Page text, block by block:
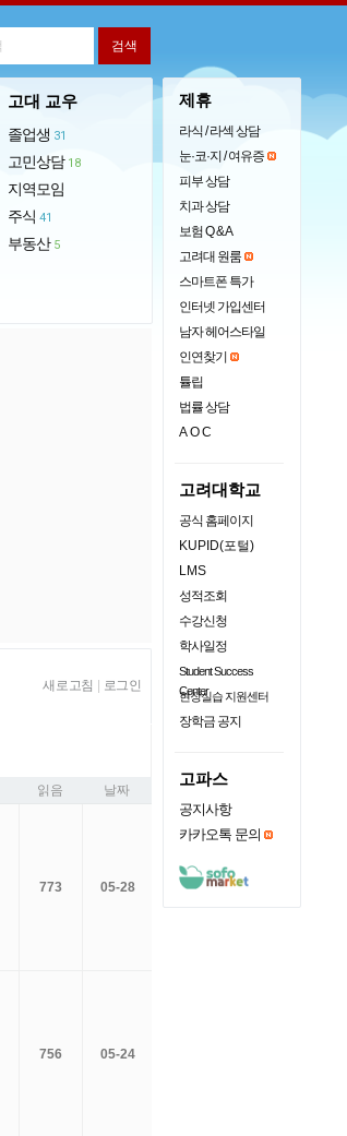
고대 교우
졸업생 31
고민상담 18
지역모임
주식 41
부동산 5
새로고침 로그인
읽음 날짜
773 05-28
756 05-24
제휴
라식 / 라섹 상담
눈·코·지 / 여유증
피부 상담
치과 상담
보험 Q & A
고려대 원룸
스마트폰 특가
인터넷 가입센터
남자 헤어스타일
인연찾기
튤립
법률 상담
AOC
고려대학교
공식 홈페이지
KUPID(포털)
LMS
성적조회
수강신청
학사일정
Student Success
Center
현장실습 지원센터
장학금 공지
고파스
공지사항
카카오톡 문의